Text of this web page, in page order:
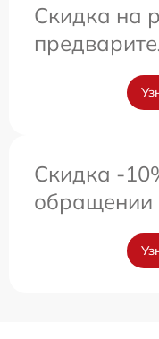
Скидка на
Скидка -
обращении